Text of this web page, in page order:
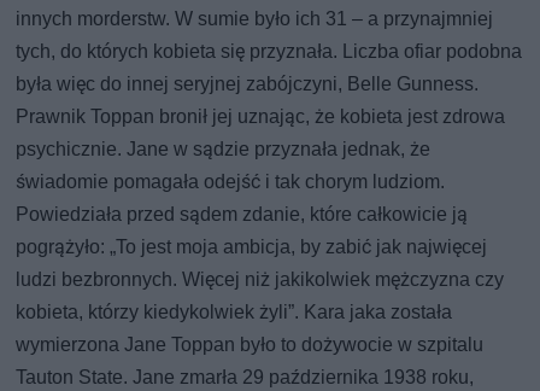
innych morderstw. W sumie było ich 31 – a przynajmniej
tych, do których kobieta się przyznała. Liczba ofiar podobna
była więc do innej seryjnej zabójczyni, Belle Gunness.
Prawnik Toppan bronił jej uznając, że kobieta jest zdrowa
psychicznie. Jane w sądzie przyznała jednak, że
świadomie pomagała odejść i tak chorym ludziom.
Powiedziała przed sądem zdanie, które całkowicie ją
pogrążyło: „To jest moja ambicja, by zabić jak najwięcej
ludzi bezbronnych. Więcej niż jakikolwiek mężczyzna czy
kobieta, którzy kiedykolwiek żyli”. Kara jaka została
wymierzona Jane Toppan było to dożywocie w szpitalu
Tauton State. Jane zmarła 29 października 1938 roku,